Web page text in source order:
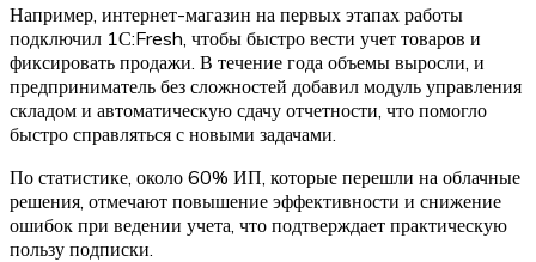
Например, интернет-магазин на первых этапах работы
подключил 1С:Fresh, чтобы быстро вести учет товаров и
фиксировать продажи. В течение года объемы выросли, и
предприниматель без сложностей добавил модуль управления
складом и автоматическую сдачу отчетности, что помогло
быстро справляться с новыми задачами.
По статистике, около 60% ИП, которые перешли на облачные
решения, отмечают повышение эффективности и снижение
ошибок при ведении учета, что подтверждает практическую
пользу подписки.